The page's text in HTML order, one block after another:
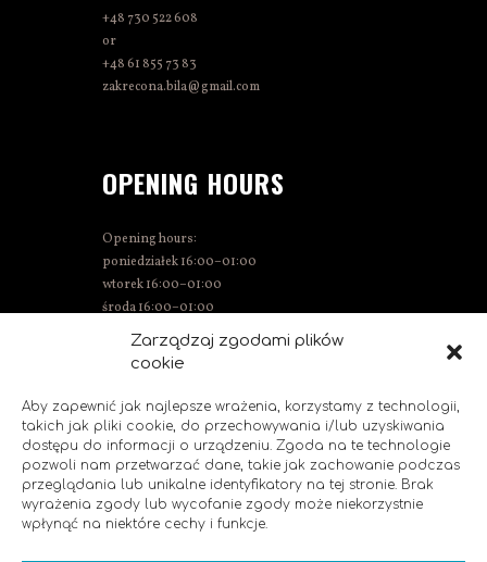
Zarządzaj zgodami plików
cookie
Aby zapewnić jak najlepsze wrażenia, korzystamy z technologii,
takich jak pliki cookie, do przechowywania i/lub uzyskiwania
dostępu do informacji o urządzeniu. Zgoda na te technologie
pozwoli nam przetwarzać dane, takie jak zachowanie podczas
przeglądania lub unikalne identyfikatory na tej stronie. Brak
wyrażenia zgody lub wycofanie zgody może niekorzystnie
wpłynąć na niektóre cechy i funkcje.
+48 730 522 608
or
+48 61 855 73 83
zakrecona.bila@gmail.com
OPENING HOURS
Opening hours:
poniedziałek 16:00–01:00
wtorek 16:00–01:00
środa 16:00–01:00
Thursday 15:00–01:00
Friday 15:00–02:00
Sunday 14:00–00:00
SOCIAL MEDIA